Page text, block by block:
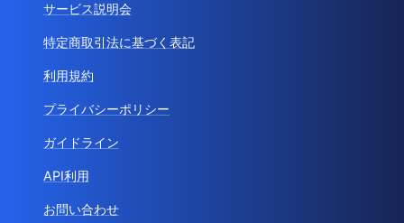
サービス説明会
特定商取引法に基づく表記
利用規約
プライバシーポリシー
ガイドライン
API利用
お問い合わせ